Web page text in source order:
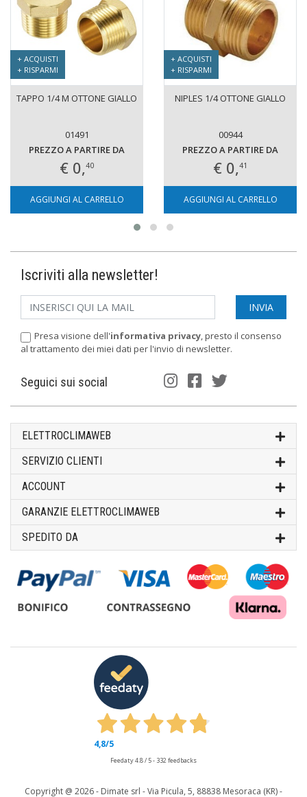
+ ACQUISTI
+ RISPARMI
TAPPO 1/4 M OTTONE GIALLO
01491
PREZZO A PARTIRE DA
€ 0,40
AGGIUNGI AL CARRELLO
+ ACQUISTI
+ RISPARMI
NIPLES 1/4 OTTONE GIALLO
00944
PREZZO A PARTIRE DA
€ 0,41
AGGIUNGI AL CARRELLO
Iscriviti alla newsletter!
Presa visione dell'informativa privacy, presto il consenso
al trattamento dei miei dati per l'invio di newsletter.
Seguici sui social
ELETTROCLIMAWEB
SERVIZIO CLIENTI
ACCOUNT
GARANZIE ELETTROCLIMAWEB
SPEDITO DA
Copyright @ 2026 - Dimate srl - Via Picula, 5, 88838 Mesoraca (KR) -
4,8/5
Feedaty4.8/ 5- 332 feedbacks